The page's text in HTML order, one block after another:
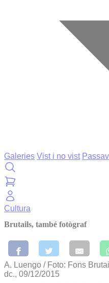
Galeries Vist i no vist
Cultura
Brutails, també fotògraf
A. Luengo / Foto: Fons
dc., 09/12/2015